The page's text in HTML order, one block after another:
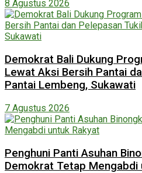
8 Agustus 2026
Demokrat Bali Dukung
Lewat Aksi Bersih Pantai
Pantai Lembeng, Sukawati
7 Agustus 2026
Penghuni Panti Asuhan
Demokrat Tetap Mengabdi